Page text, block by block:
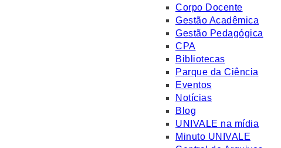
Corpo Docente
Gestão Acadêmica
Gestão Pedagógica
CPA
Bibliotecas
Parque da Ciência
Eventos
Notícias
Blog
UNIVALE na mídia
Minuto UNIVALE